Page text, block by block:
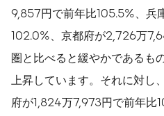
9,857円で前年比105.5%、兵
102.0%、京都府が2,726万
圏と比べると緩やかであるも
上昇しています。それに対し
府が1,824万7,973円で前年比